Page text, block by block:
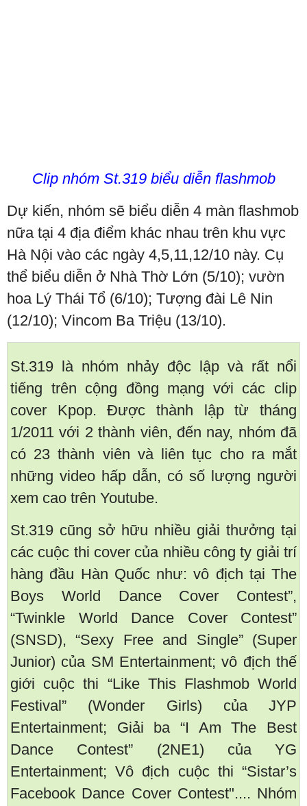
Clip nhóm St.319 biểu diễn flashmob
Dự kiến, nhóm sẽ biểu diễn 4 màn flashmob
nữa tại 4 địa điểm khác nhau trên khu vực
Hà Nội vào các ngày 4,5,11,12/10 này. Cụ
thể biểu diễn ở Nhà Thờ Lớn (5/10); vườn
hoa Lý Thái Tổ (6/10); Tượng đài Lê Nin
(12/10); Vincom Ba Triệu (13/10).
St.319 là nhóm nhảy độc lập và rất nổi
tiếng trên cộng đồng mạng với các clip
cover Kpop. Được thành lập từ tháng
1/2011 với 2 thành viên, đến nay, nhóm đã
có 23 thành viên và liên tục cho ra mắt
những video hấp dẫn, có số lượng người
xem cao trên Youtube.
St.319 cũng sở hữu nhiều giải thưởng tại
các cuộc thi cover của nhiều công ty giải trí
hàng đầu Hàn Quốc như: vô địch tại The
Boys World Dance Cover Contest”,
“Twinkle World Dance Cover Contest”
(SNSD), “Sexy Free and Single” (Super
Junior) của SM Entertainment; vô địch thế
giới cuộc thi “Like This Flashmob World
Festival” (Wonder Girls) của JYP
Entertainment; Giải ba “I Am The Best
Dance Contest” (2NE1) của YG
Entertainment; Vô địch cuộc thi “Sistar’s
Facebook Dance Cover Contest".... Nhóm